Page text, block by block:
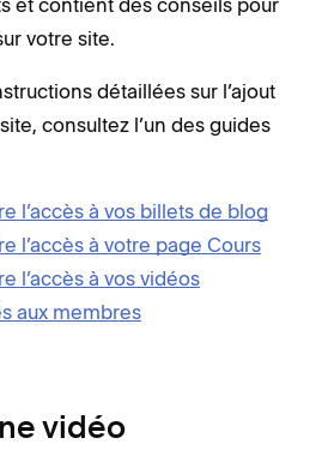
et contient des conseils pour
votre site.
détaillées sur l’ajout
consultez l’un des guides
l’accès à vos billets de blog
l’accès à votre page Cours
l’accès à vos vidéos
aux membres
vidéo